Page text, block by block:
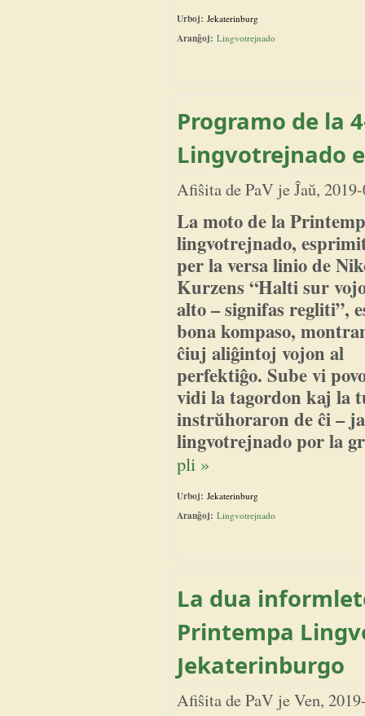
Urboj: Jekaterinburg
Aranĝoj: Lingvotrejnado
Programo de la
Lingvotrejnado
Afiŝita dePaV jeĴaŭ,
La moto de la
lingvotrejnado,
per la versa linio de
Kurzens “Halti sur
alto – signifas regliti”,
bona kompaso,
ĉiuj aliĝintoj vojon al
perfektiĝo. Sube vi
vidi la tagordon kaj la
instrŭhoraron de ĉi –
lingvotrejnado por la
pli »
Urboj: Jekaterinburg
Aranĝoj: Lingvotrejnado
La dua
Printempa
Jekaterinburgo
Afiŝita dePaV jeVen,